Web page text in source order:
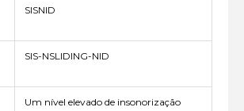
SISNID
SIS-NSLIDING-NID
Um nível elevado de insonorização